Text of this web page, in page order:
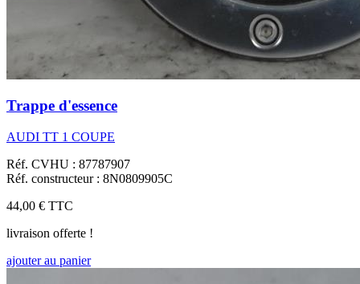
Trappe d'essence
AUDI TT 1 COUPE
Réf. CVHU : 87787907
Réf. constructeur : 8N0809905C
44,00 € TTC
livraison offerte !
ajouter au panier